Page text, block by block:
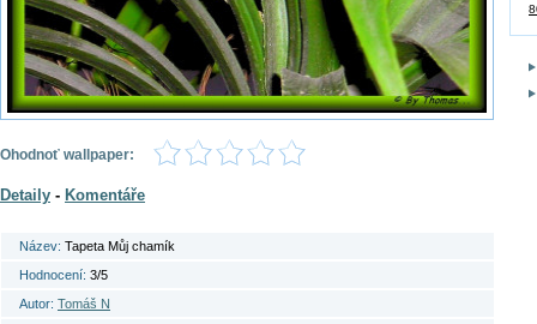
Ohodnoť wallpaper:
Detaily - Komentáře
Název: Tapeta Můj chamík
Hodnocení: 3/5
Autor: Tomáš N